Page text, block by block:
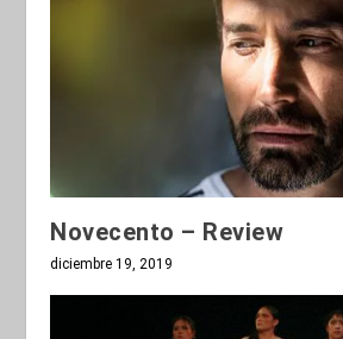
Novecento – Review
diciembre 19, 2019